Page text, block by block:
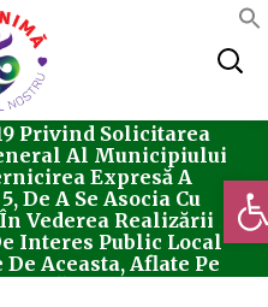
5
Ședințe De
Modificarea H.C.L.
Privind Solicitarea
Al Municipiului
Expresă A
De A Se Asocia Cu
Vederea Realizării
Interes Public Local
Aceasta, Aflate Pe